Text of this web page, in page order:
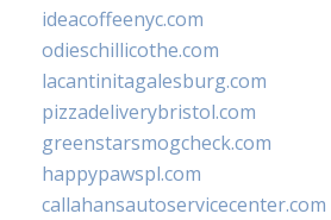
ideacoffeenyc.com
odieschillicothe.com
lacantinitagalesburg.com
pizzadeliverybristol.com
greenstarsmogcheck.com
happypawspl.com
callahansautoservicecenter.com